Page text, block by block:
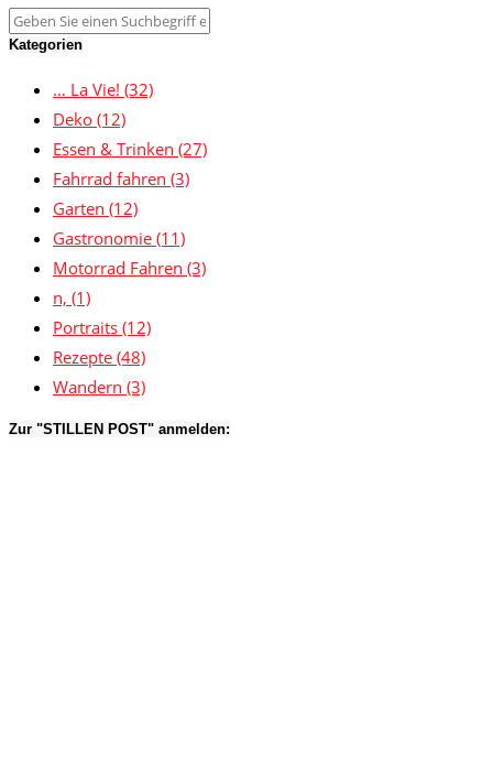
Kategorien
… La Vie! (32)
Deko (12)
Essen & Trinken (27)
Fahrrad fahren (3)
Garten (12)
Gastronomie (11)
Motorrad Fahren (3)
n, (1)
Portraits (12)
Rezepte (48)
Wandern (3)
Zur "STILLEN POST" anmelden: